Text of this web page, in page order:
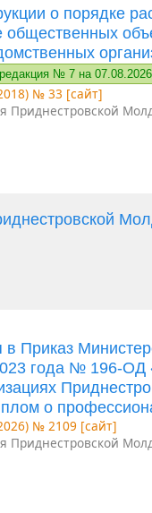
о порядке
общественных
редакция № 7 на 07.08.2026
№ 33 [сайт]
Приднестровской
Приказ
года № 196-
о
№ 2109 [сайт]
Приднестровской